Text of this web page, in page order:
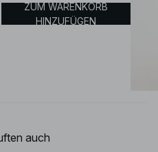
ZUM WARENKORB
HINZUFÜGEN
auch